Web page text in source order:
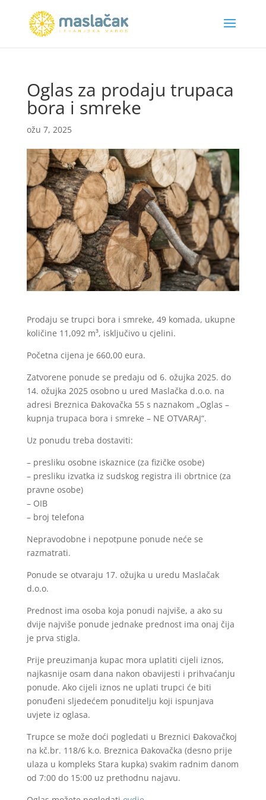
Oglas za prodaju trupaca
bora i smreke
ožu 7, 2025
Prodaju se trupci bora i smreke, 49 komada, ukupne
količine 11,092 m³, isključivo u cjelini.
Početna cijena je 660,00 eura.
Zatvorene ponude se predaju od 6. ožujka 2025. do
14. ožujka 2025 osobno u ured Maslačka d.o.o. na
adresi Breznica Đakovačka 55 s naznakom „Oglas –
kupnja trupaca bora i smreke – NE OTVARAJ“.
Uz ponudu treba dostaviti:
– presliku osobne iskaznice (za fizičke osobe)
– presliku izvatka iz sudskog registra ili obrtnice (za
pravne osobe)
– OIB
– broj telefona
Nepravodobne i nepotpune ponude neće se
razmatrati.
Ponude se otvaraju 17. ožujka u uredu Maslačak
d.o.o.
Prednost ima osoba koja ponudi najviše, a ako su
dvije najviše ponude jednake prednost ima onaj čija
je prva stigla.
Prije preuzimanja kupac mora uplatiti cijeli iznos,
najkasnije osam dana nakon obavijesti i prihvaćanju
ponude. Ako cijeli iznos ne uplati trupci će biti
ponuđeni sljedećem ponuditelju koji ispunjava
uvjete iz oglasa.
Trupce se može doći pogledati u Breznici Đakovačkoj
na kč.br. 118/6 k.o. Breznica Đakovačka (desno prije
ulaza u kompleks Stara kupka) svakim radnim danom
od 7:00 do 15:00 uz prethodnu najavu.